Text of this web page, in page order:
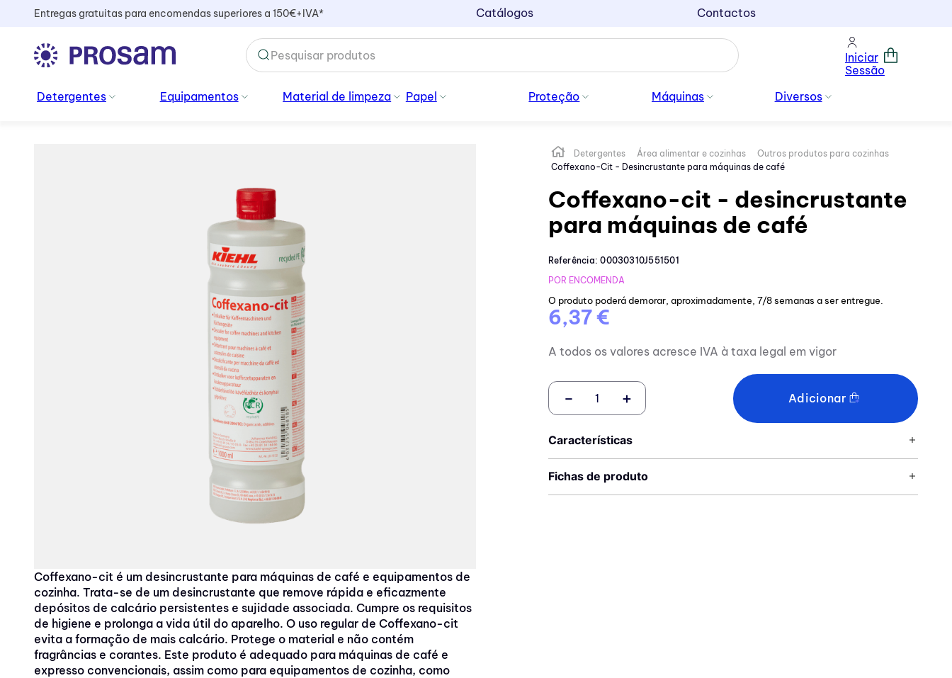
Entregas gratuitas para encomendas superiores a 150€+IVA* Catálogos Contactos
TERMOS MAIS BUSCADOS
kiehl
Iniciar
Sessão
Detergentes
Equipamentos Material de limpeza Papel Proteção Máquinas Diversos
Coffexano-cit é um desincrustante para máquinas de café e equipamentos de
cozinha. Trata-se de um desincrustante que remove rápida e eficazmente
depósitos de calcário persistentes e sujidade associada. Cumpre os requisitos
de higiene e prolonga a vida útil do aparelho. O uso regular de Coffexano-cit
evita a formação de mais calcário. Protege o material e não contém
fragrâncias e corantes. Este produto é adequado para máquinas de café e
expresso convencionais, assim como para equipamentos de cozinha, como
Detergentes Área alimentar e cozinhas
Outros produtos para cozinhas
Coffexano-Cit - Desincrustante para máquinas de café
Coffexano-cit - desincrustante
para máquinas de café
Referência:00030310J551501
POR ENCOMENDA
O produto poderá demorar, aproximadamente, 7/8 semanas a ser entregue.
6,37 €
A todos os valores acresce IVA à taxa legal em vigor
＋
－ Adicionar
Características
Fichas de produto